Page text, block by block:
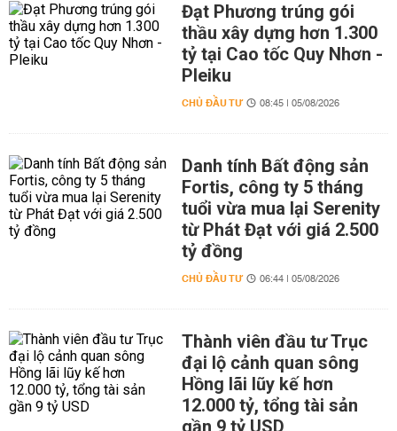
Đạt Phương trúng gói
thầu xây dựng hơn 1.300
tỷ tại Cao tốc Quy Nhơn -
Pleiku
CHỦ ĐẦU TƯ 08:45 | 05/08/2026
Danh tính Bất động sản
Fortis, công ty 5 tháng
tuổi vừa mua lại Serenity
từ Phát Đạt với giá 2.500
tỷ đồng
CHỦ ĐẦU TƯ 06:44 | 05/08/2026
Thành viên đầu tư Trục
đại lộ cảnh quan sông
Hồng lãi lũy kế hơn
12.000 tỷ, tổng tài sản
gần 9 tỷ USD